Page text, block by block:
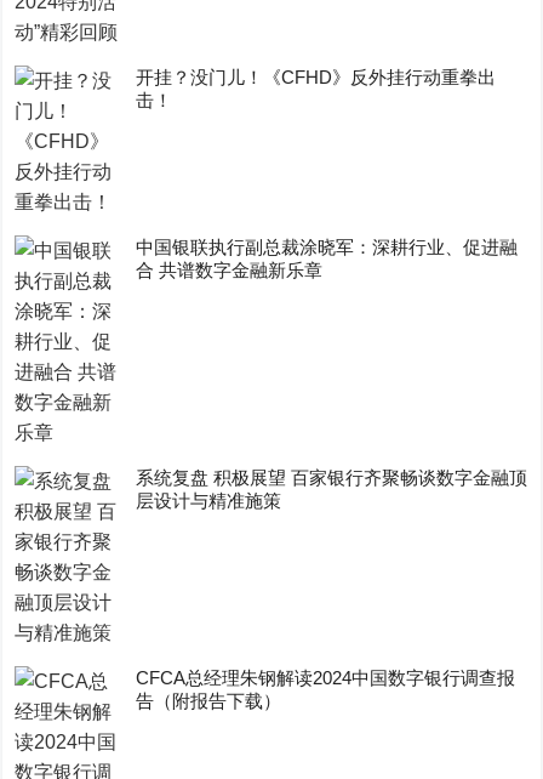
开挂？没门儿！《CFHD》反外挂行动重拳出
击！
中国银联执行副总裁涂晓军：深耕行业、促进融
合 共谱数字金融新乐章
系统复盘 积极展望 百家银行齐聚畅谈数字金融顶
层设计与精准施策
CFCA总经理朱钢解读2024中国数字银行调查报
告（附报告下载）